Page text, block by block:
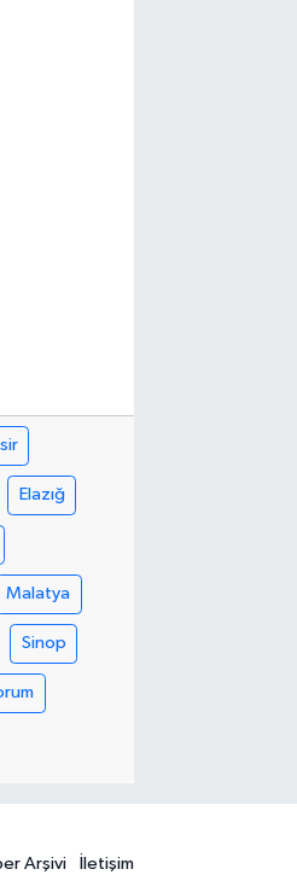
Elazığ
Malatya
Sinop
Arşivi İletişim